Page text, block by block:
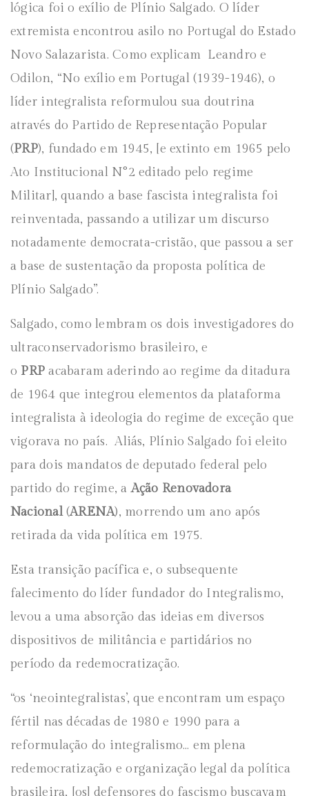
lógica foi o exílio de Plínio Salgado. O líder
extremista encontrou asilo no Portugal do Estado
Novo Salazarista. Como explicam Leandro e
Odilon, “No exílio em Portugal (1939-1946), o
líder integralista reformulou sua doutrina
através do Partido de Representação Popular
(PRP), fundado em 1945, [e extinto em 1965 pelo
Ato Institucional N°2 editado pelo regime
Militar], quando a base fascista integralista foi
reinventada, passando a utilizar um discurso
notadamente democrata-cristão, que passou a ser
a base de sustentação da proposta política de
Plínio Salgado”.
Salgado, como lembram os dois investigadores do
ultraconservadorismo brasileiro, e
o PRP acabaram aderindo ao regime da ditadura
de 1964 que integrou elementos da plataforma
integralista à ideologia do regime de exceção que
vigorava no país. Aliás, Plínio Salgado foi eleito
para dois mandatos de deputado federal pelo
partido do regime, aAção Renovadora
Nacional(ARENA), morrendo um ano após
retirada da vida política em 1975.
Esta transição pacífica e, o subsequente
falecimento do líder fundador do Integralismo,
levou a uma absorção das ideias em diversos
dispositivos de militância e partidários no
período da redemocratização.
“os ‘neointegralistas’, que encontram um espaço
fértil nas décadas de 1980 e 1990 para a
reformulação do integralismo… em plena
redemocratização e organização legal da política
brasileira, [os] defensores do fascismo buscavam